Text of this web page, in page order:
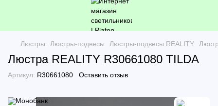
Люстры Люстры-подвесы Люстры-подвесы REALITY
Люстра REALITY R30661080 TILDA
Артикул: R30661080 Оставить отзыв